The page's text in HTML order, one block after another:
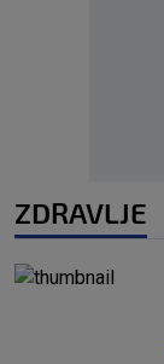
ZDRAVLJE